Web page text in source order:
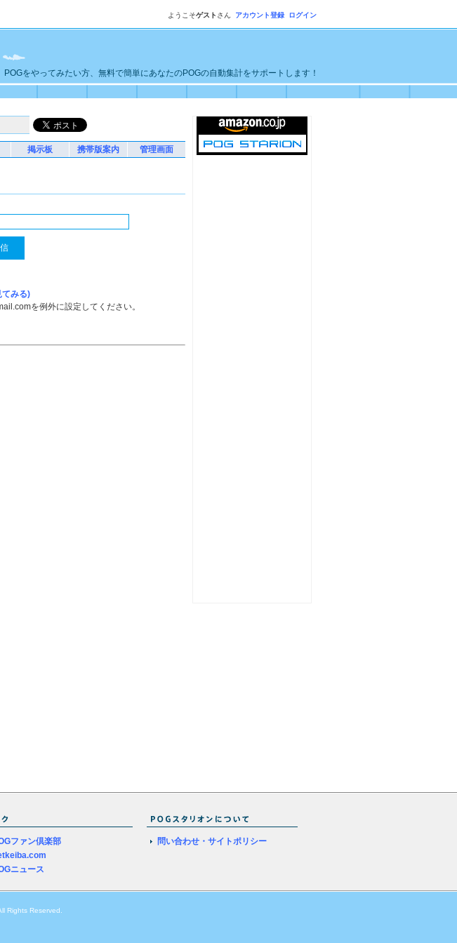
ようこそゲスト さん アカウント登録 ログイン
をやってみたい方、無料で簡単にあなたのPOGの自動集計をサポートします！
掲示板 携帯版案内
管理画面
てみる)
を例外に設定してください。
ファン倶楽部
ニュース
問い合わせ・サイトポリシー
Rights Reserved.